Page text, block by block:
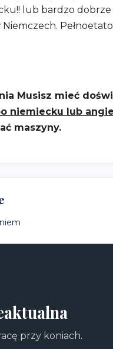
lub bardzo
Musisz mieć
niemiecku lub
maszyny.
przy koniach.